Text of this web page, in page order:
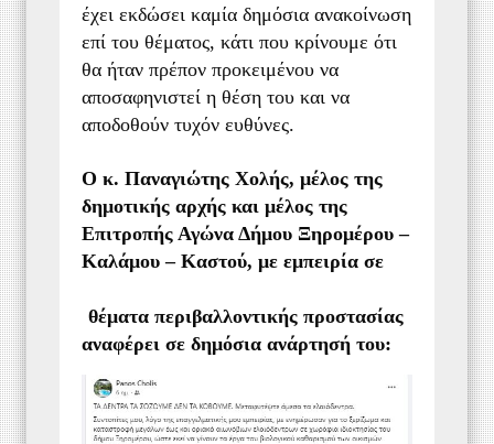
έχει εκδώσει καμία δημόσια ανακοίνωση
επί του θέματος, κάτι που κρίνουμε ότι
θα ήταν πρέπον προκειμένου να
αποσαφηνιστεί η θέση του και να
αποδοθούν τυχόν ευθύνες.
Ο κ. Παναγιώτης Χολής, μέλος της
δημοτικής αρχής και μέλος της
Επιτροπής Αγώνα Δήμου Ξηρομέρου –
Καλάμου – Καστού, με εμπειρία σε
θέματα περιβαλλοντικής προστασίας
αναφέρει σε δημόσια ανάρτησή του: